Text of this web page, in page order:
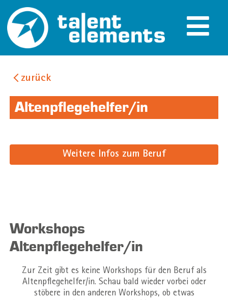
zurück
Altenpflegehelfer/in
Weitere Infos zum Beruf
Workshops
Altenpflegehelfer/in
Zur Zeit gibt es keine Workshops für den Beruf als
Altenpflegehelfer/in. Schau bald wieder vorbei oder
stöbere in den anderen Workshops, ob etwas